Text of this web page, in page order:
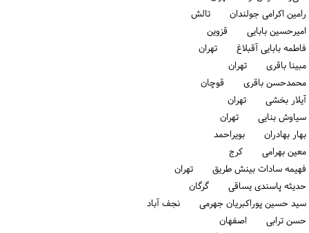
رامین اکرامی جولندان تالش
امیرحسین بابایی قزوین
فاطمه بابایی آقبلاغ تهران
مبینا باقری تهران
محمدحسن باقری قوچان
آیلار بخشی تهران
سیاوش بنایی تهران
بهار بهادران بویراحمد
معین بهرامی كرج
فهیمه سادات بینش طریق تهران
حدیثه پاسندی یساقی گرگان
سید حسین پوراکبریان جهرمی نجف آباد
حسن ترابی اصفهان